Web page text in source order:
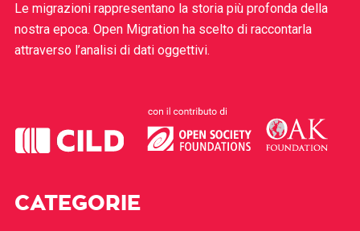
Le migrazioni rappresentano la storia più profonda della
nostra epoca. Open Migration ha scelto di raccontarla
attraverso l’analisi di dati oggettivi.
CATEGORIE